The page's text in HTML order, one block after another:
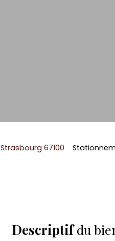
Strasbourg 67100
Descriptifdu